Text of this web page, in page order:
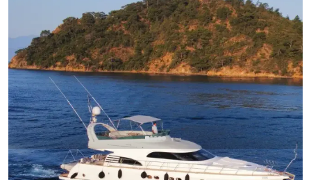
Göcek, Muğla Neues Boot